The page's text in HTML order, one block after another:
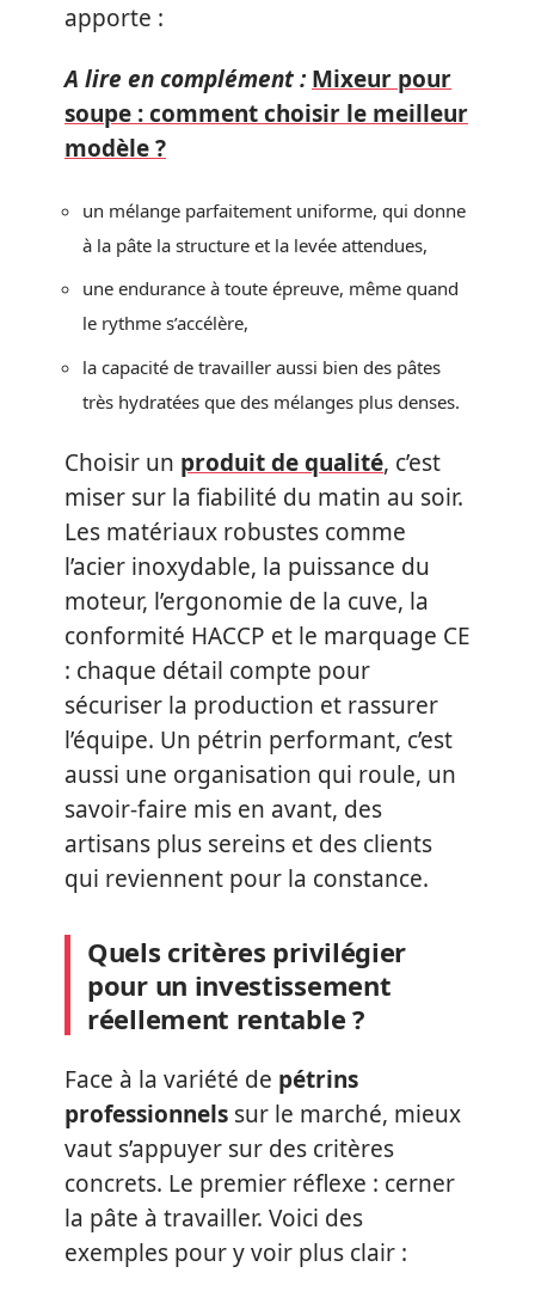
apporte :
A lire en complément : Mixeur pour
soupe : comment choisir le meilleur
modèle ?
un mélange parfaitement uniforme, qui donne
à la pâte la structure et la levée attendues,
une endurance à toute épreuve, même quand
le rythme s’accélère,
la capacité de travailler aussi bien des pâtes
très hydratées que des mélanges plus denses.
Choisir un produit de qualité, c’est
miser sur la fiabilité du matin au soir.
Les matériaux robustes comme
l’acier inoxydable, la puissance du
moteur, l’ergonomie de la cuve, la
conformité HACCP et le marquage CE
: chaque détail compte pour
sécuriser la production et rassurer
l’équipe. Un pétrin performant, c’est
aussi une organisation qui roule, un
savoir-faire mis en avant, des
artisans plus sereins et des clients
qui reviennent pour la constance.
Quels critères privilégier
pour un investissement
réellement rentable ?
Face à la variété de pétrins
professionnels sur le marché, mieux
vaut s’appuyer sur des critères
concrets. Le premier réflexe : cerner
la pâte à travailler. Voici des
exemples pour y voir plus clair :